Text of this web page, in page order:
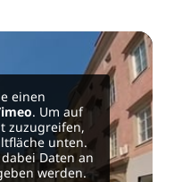
einen
. Um auf
zuzugreifen,
unten.
Daten an
werden.